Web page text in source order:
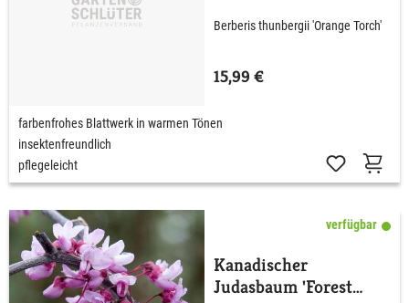
Berberis thunbergii 'Orange Torch'
15,99 €
farbenfrohes Blattwerk in warmen Tönen
insektenfreundlich
pflegeleicht
verfügbar
Kanadischer
Judasbaum 'Forest